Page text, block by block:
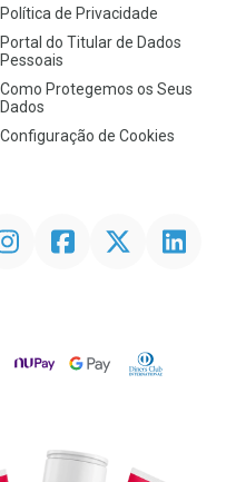
Política de Privacidade
Portal do Titular de Dados
Pessoais
Como Protegemos os Seus
Dados
Configuração de Cookies
Facebook Linkedin
NuPay Google PayDiners Club